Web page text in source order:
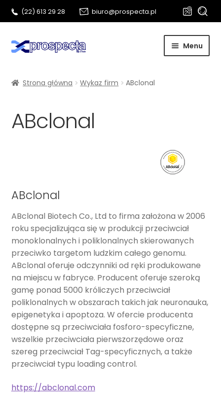
(22) 613 29 28 biuro@prospecta.pl Szukaj:
Szukaj
Przejdź
do
Przejdź
do
Menu
Metalografia
Strona główna Wykaz firm ABclonal
ABclonal
ABclonal
ABclonal Biotech Co., Ltd to firma założona w 2006
roku specjalizująca się w produkcji przeciwciał
monoklonalnych i poliklonalnych skierowanych
przeciwko targetom ludzkim całego genomu.
ABclonal oferuje odczynniki od ręki produkowane
na miejscu w fabryce. Producent oferuje szeroką
gamę ponad 5000 króliczych przeciwciał
poliklonalnych w obszarach takich jak neuronauka,
epigenetyka i apoptoza. W ofercie producenta
dostępne są przeciwciała fosforo-specyficzne,
wszelkie przeciwciała pierwszorzędowe oraz
szereg przeciwciał Tag-specyficznych, a także
przeciwciał typu loading control.
https://abclonal.com